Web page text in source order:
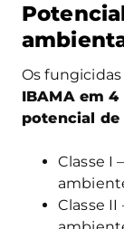
Os
IBAMA em
potencial
Classe I
Classe